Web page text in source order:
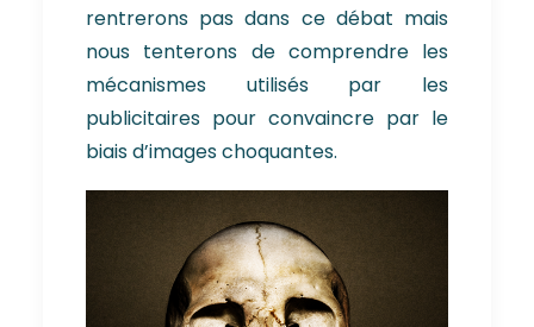
rentrerons pas dans ce débat mais
nous tenterons de comprendre les
mécanismes utilisés par les
publicitaires pour convaincre par le
biais d’images choquantes.